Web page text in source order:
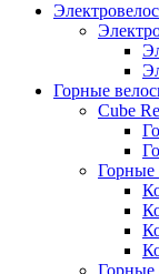
Горные
Cube
Горные
Горные